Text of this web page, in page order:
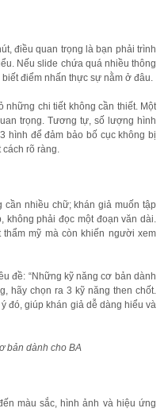
điều quan trọng là bạn phải trình
Nếu slide chứa quá nhiều thông
điểm nhấn thực sự nằm ở đâu.
những chi tiết không cần thiết. Một
trọng. Tương tự, số lượng hình
hình để đảm bảo bố cục không bị
cách rõ ràng.
cần nhiều chữ; khán giả muốn tập
không phải đọc một đoạn văn dài.
mỹ mà còn khiến người xem
đề: “Những kỹ năng cơ bản dành
hãy chọn ra 3 kỹ năng then chốt.
đó, giúp khán giả dễ dàng hiểu và
bản dành cho BA
màu sắc, hình ảnh và hiệu ứng